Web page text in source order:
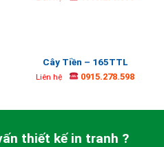
Cây Tiền – 165TTL
Liên hệ 0915.278.598
thiết kế in tranh ?